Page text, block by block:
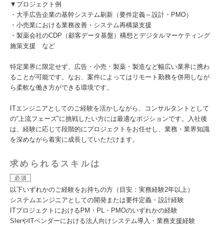
▼プロジェクト例
・大手広告企業の基幹システム刷新（要件定義～設計・PMO）
・小売業における業務改善・システム再構築支援
・製薬会社のCDP（顧客データ基盤）構想とデジタルマーケティング
施策支援 など
特定業界に限定せず、広告・小売・製薬・製造など幅広い業界に携わ
ることが可能です。なお、案件によってはリモート勤務を併用しなが
ら柔軟な働き方ができる環境です。
ITエンジニアとしてのご経験を活かしながら、コンサルタントとして
の“上流フェーズ”に挑戦したい方には最適なポジションです。入社後
は、経験に応じて段階的にプロジェクトをお任せし、業務・業界知識
を深めながら着実に成長していただけます。
求められるスキルは
必須
以下いずれかのご経験をお持ちの方（目安：実務経験2年以上）
システムエンジニアとしての開発または要件定義・設計経験
ITプロジェクトにおけるPM・PL・PMOのいずれかの経験
SIerやITベンダーにおける法人向けシステム導入・業務支援経験